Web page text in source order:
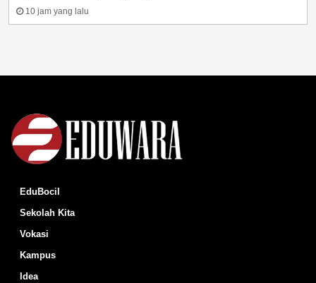
10 jam yang lalu
EduBocil
Sekolah Kita
Vokasi
Kampus
Idea